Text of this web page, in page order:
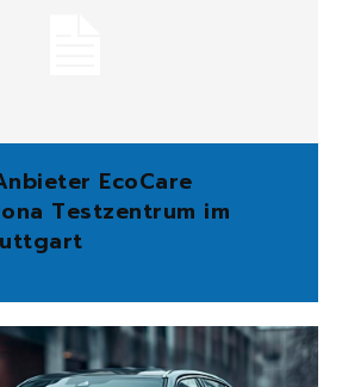
EcoCare
Testzentrum im